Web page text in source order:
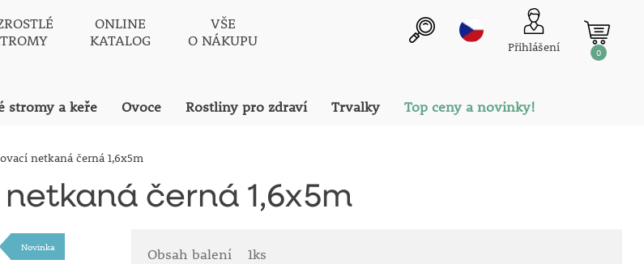
ONLINE
KATALOG
VŠE
O NÁKUPU
Přihlášení 0
stromy a keře Ovoce Rostliny pro zdraví Trvalky Top ceny a novinky!
netkaná černá 1,6x5m
černá 1,6x5m
Novinka Obsah balení
1ks